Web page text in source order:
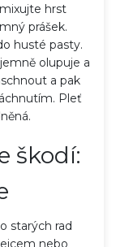
hrst
prášek.
husté pasty.
olupuje a
a pak
Pleť
škodí:
starých rad
nebo